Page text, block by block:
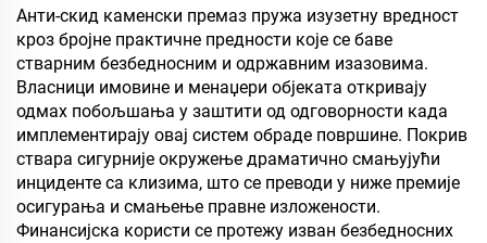
плоча, укључујући
вишеслојни фалекар,
фини дрвени панел, еко-
плочу, фалеран
партикулски плочу итд.
Анти-скид каменски премаз пружа изузетну вредност
кроз бројне практичне предности које се баве
стварним безбедносним и одржавним изазовима.
Власници имовине и менаџери објеката откривају
одмах побољшања у заштити од одговорности када
имплементирају овај систем обраде површине. Покрив
ствара сигурније окружење драматично смањујући
инциденте са клизима, што се преводи у ниже премије
осигурања и смањење правне изложености.
Финансијска користи се протежу изван безбедносних